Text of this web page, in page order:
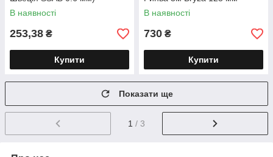
В наявності
253,38 ₴
Купити
В наявності
730 ₴
Купити
Показати ще
1 / 3